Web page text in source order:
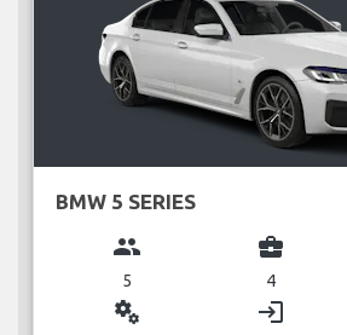
BMW 5 SERIES
group
5
business_center
4
miscellaneous_services login